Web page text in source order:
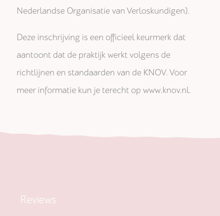
Nederlandse Organisatie van Verloskundigen).
Deze inschrijving is een officieel keurmerk dat
aantoont dat de praktijk werkt volgens de
richtlijnen en standaarden van de KNOV. Voor
meer informatie kun je terecht op www.knov.nl.
Reviews